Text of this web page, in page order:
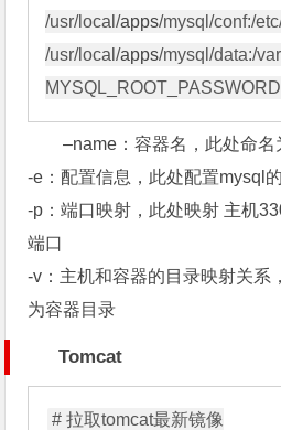
/usr/local/apps/mysql/conf:/
/usr/local/apps/mysql/data:/
–name：容器名，此处命名
-e：配置信息，此处配置mysql
-p：端口映射，此处映射 主机
端口
-v：主机和容器的目录映射关系
为容器目录
Tomcat
# 拉取tomcat最新镜像